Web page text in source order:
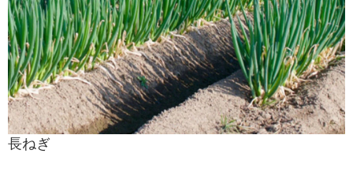
更新履歴
製品紹介ブログ
長ねぎ